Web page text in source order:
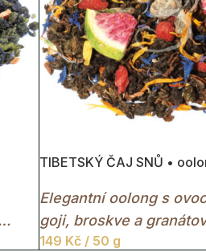
TIBETSKÝ ČAJ SNŮ •
Elegantní oolong s
goji, broskve a
149 Kč/ 50 g